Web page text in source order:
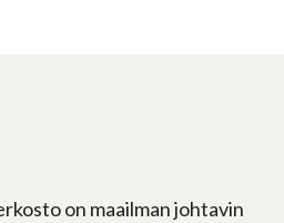
on maailman johtavin